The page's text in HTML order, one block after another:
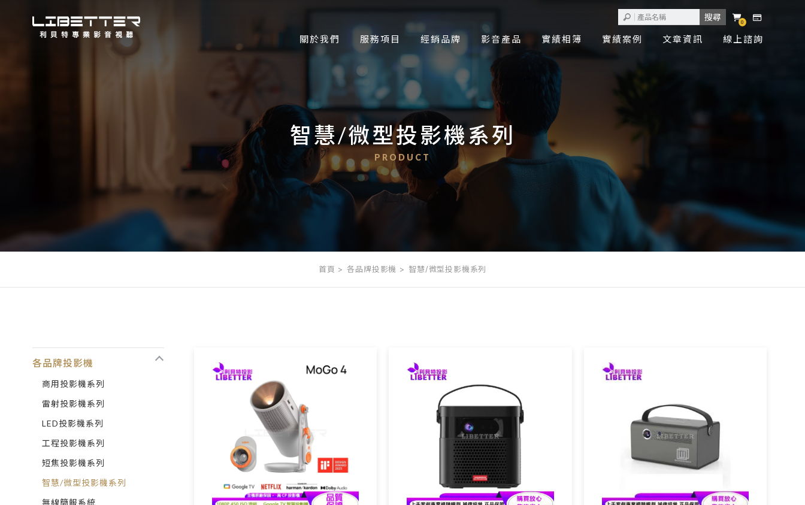
0
關於我們 服務項目 經銷品牌 影音產品 實績相簿 實績案例 文章資訊 線上諮詢
智慧/微型投影機系列
首頁 各品牌投影機 智慧/微型投影機系列
各品牌投影機
商用投影機系列
雷射投影機系列
LED投影機系列
工程投影機系列
短焦投影機系列
智慧/微型投影機系列
無線簡報系統